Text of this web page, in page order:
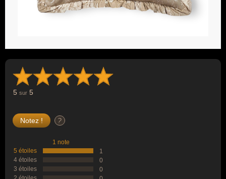
5 sur 5
?
1 note
5 étoiles
1
4 étoiles
0
3 étoiles
0